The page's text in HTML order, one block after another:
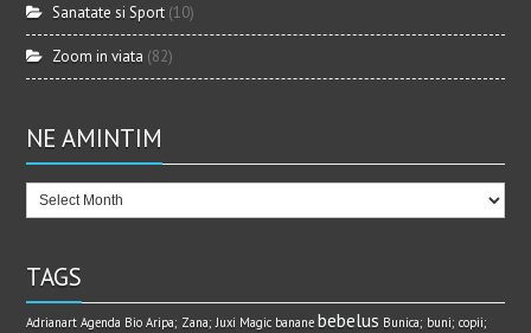
Sanatate si Sport (10)
Zoom in viata (82)
NE AMINTIM
TAGS
Adrianart Agenda Bio Aripa; Zana; Juxi Magic banane bebelus Bunica; buni; copii;